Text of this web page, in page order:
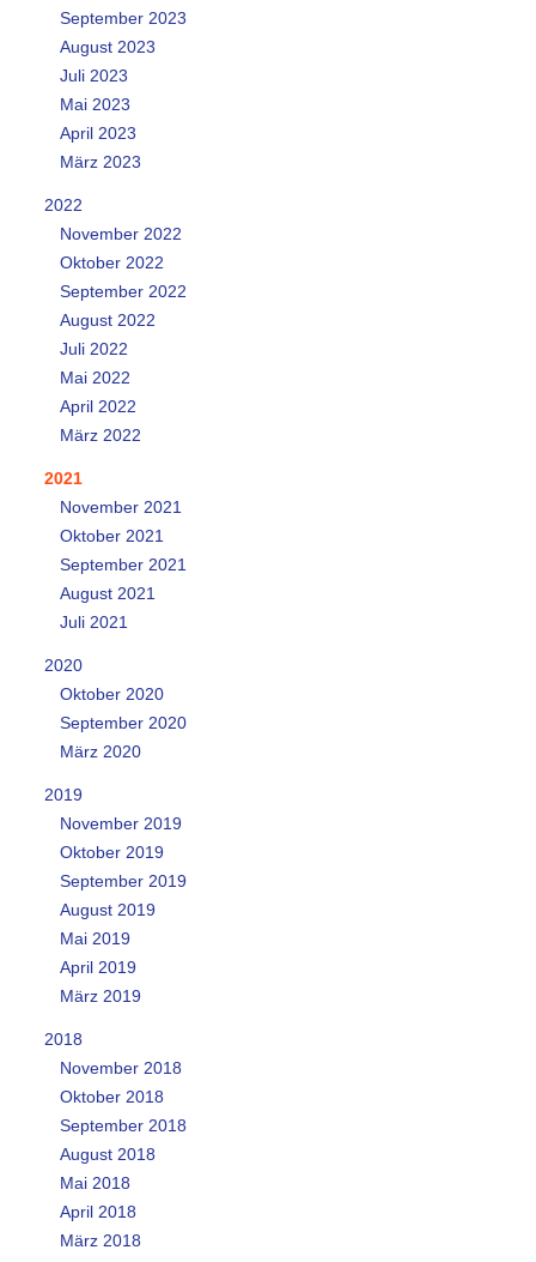
September 2023
August 2023
Juli 2023
Mai 2023
April 2023
März 2023
2022
November 2022
Oktober 2022
September 2022
August 2022
Juli 2022
Mai 2022
April 2022
März 2022
2021
November 2021
Oktober 2021
September 2021
August 2021
Juli 2021
2020
Oktober 2020
September 2020
März 2020
2019
November 2019
Oktober 2019
September 2019
August 2019
Mai 2019
April 2019
März 2019
2018
November 2018
Oktober 2018
September 2018
August 2018
Mai 2018
April 2018
März 2018